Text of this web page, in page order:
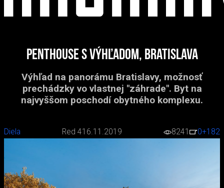
Penthouse s výhľadom, Bratislava
Výhľad na panorámu Bratislavy, možnosť
prechádzky vo vlastnej "záhrade". Byt na
najvyššom poschodí obytného komplexu.
Diela Red 416.11.2019 8241 0+182